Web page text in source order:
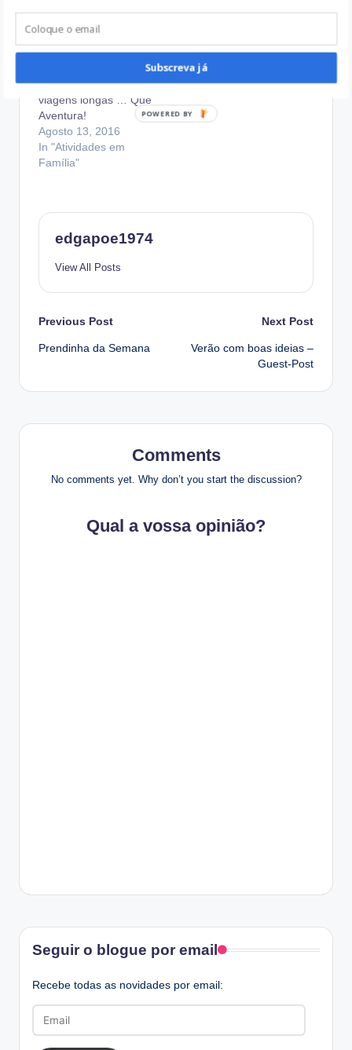
Viagens de carro,
viagens longas … Que
Aventura!
Agosto 13, 2016
In "Atividades em
Família"
edgapoe1974
View All Posts
Post
navigation
Previous Post
Prendinha da Semana
Next Post
Verão com boas ideias –
Guest-Post
Comments
No comments yet. Why don’t you start the discussion?
Qual a vossa opinião?
Seguir o blogue por email
Recebe todas as novidades por email:
Subscreva já